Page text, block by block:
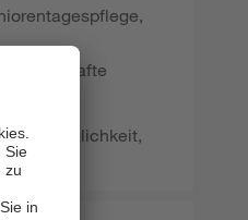
die Möglichkeit,